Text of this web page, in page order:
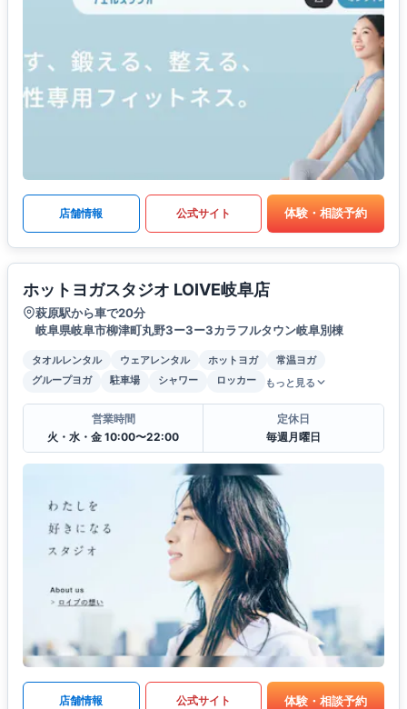
店舗情報 公式サイト 体験・相談予約
ホットヨガスタジオ LOIVE岐阜店
萩原駅から車で20分
岐阜県岐阜市柳津町丸野3ー3ー3カラフルタウン岐阜別棟
タオルレンタル ウェアレンタル ホットヨガ
常温ヨガ
グループヨガ
駐車場 シャワー ロッカー もっと見る
営業時間
火・水・金 10:00〜22:00
定休日
毎週月曜日
店舗情報 公式サイト 体験・相談予約